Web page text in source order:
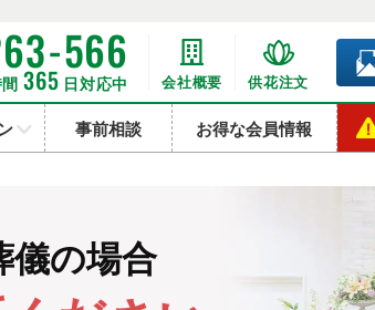
-566
365 日対応中 会社概要 供花注文
事前相談 お得な会員情報
儀の場合